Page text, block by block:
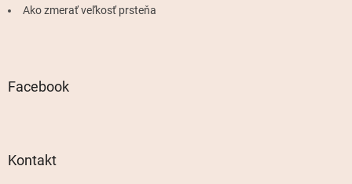
Ako zmerať veľkosť prsteňa
Facebook
Kontakt